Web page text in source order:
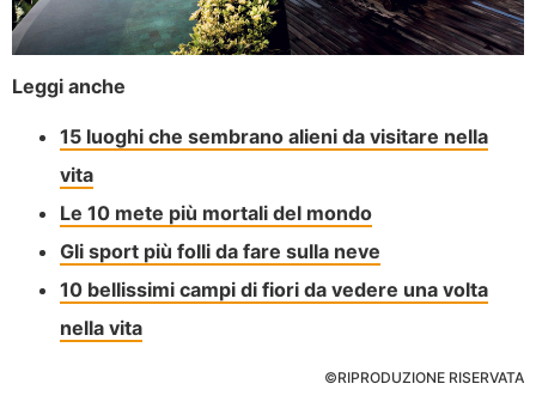
Leggi anche
15 luoghi che sembrano alieni da visitare nella
vita
Le 10 mete più mortali del mondo
Gli sport più folli da fare sulla neve
10 bellissimi campi di fiori da vedere una volta
nella vita
©RIPRODUZIONE RISERVATA